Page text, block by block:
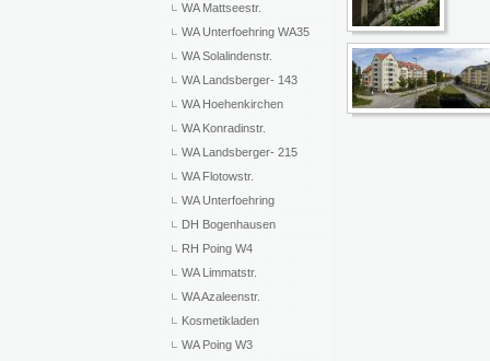
WA Mattseestr.
WA Unterfoehring WA35
WA Solalindenstr.
WA Landsberger- 143
WA Hoehenkirchen
WA Konradinstr.
WA Landsberger- 215
WA Flotowstr.
WA Unterfoehring
DH Bogenhausen
RH Poing W4
WA Limmatstr.
WA Azaleenstr.
Kosmetikladen
WA Poing W3